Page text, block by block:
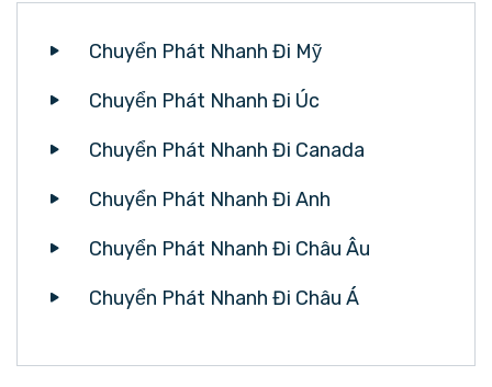
Chuyển Phát Nhanh Đi Mỹ
Chuyển Phát Nhanh Đi Úc
Chuyển Phát Nhanh Đi Canada
Chuyển Phát Nhanh Đi Anh
Chuyển Phát Nhanh Đi Châu Âu
Chuyển Phát Nhanh Đi Châu Á